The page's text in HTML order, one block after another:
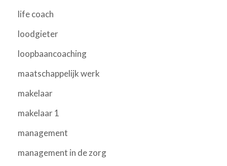
life coach
loodgieter
loopbaancoaching
maatschappelijk werk
makelaar
makelaar 1
management
management in de zorg